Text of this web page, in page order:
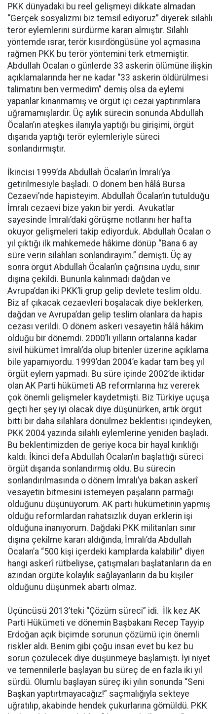
PKK dünyadaki bu reel gelişmeyi dikkate almadan
“Gerçek sosyalizmi biz temsil ediyoruz” diyerek silahlı
terör eylemlerini sürdürme kararı almıştır. Silahlı
yöntemde ısrar, terör kısırdöngüsüne yol açmasına
rağmen PKK bu terör yöntemini terk etmemiştir.
Abdullah Öcalan o günlerde 33 askerin ölümüne ilişkin
açıklamalarında her ne kadar “33 askerin öldürülmesi
talimatını ben vermedim” demiş olsa da eylemi
yapanlar kınanmamış ve örgüt içi cezai yaptırımlara
uğramamışlardır. Üç aylık sürecin sonunda Abdullah
Öcalan’ın ateşkes ilanıyla yaptığı bu girişimi, örgüt
dışarıda yaptığı terör eylemleriyle süreci
sonlandırmıştır.
İkincisi 1999’da Abdullah Öcalan’ın İmralı’ya
getirilmesiyle başladı. O dönem ben hâlâ Bursa
Cezaevi’nde hapisteyim. Abdullah Öcalan’ın tutulduğu
İmralı cezaevi bize yakın bir yerdi. Avukatlar
sayesinde İmralı’daki görüşme notlarını her hafta
okuyor gelişmeleri takip ediyorduk. Abdullah Öcalan o
yıl çıktığı ilk mahkemede hâkime dönüp “Bana 6 ay
süre verin silahları sonlandırayım.” demişti. Üç ay
sonra örgüt Abdullah Öcalan’ın çağrısına uydu, sınır
dışına çekildi. Bununla kalınmadı dağdan ve
Avrupa’dan iki PKK’li grup gelip devlete teslim oldu.
Biz af çıkacak cezaevleri boşalacak diye beklerken,
dağdan ve Avrupa’dan gelip teslim olanlara da hapis
cezası verildi. O dönem askeri vesayetin hâlâ hâkim
olduğu bir dönemdi. 2000’li yılların ortalarına kadar
sivil hükümet İmralı’da olup bitenler üzerine açıklama
bile yapamıyordu. 1999’dan 2004’e kadar tam beş yıl
örgüt eylem yapmadı. Bu süre içinde 2002’de iktidar
olan AK Parti hükümeti AB reformlarına hız vererek
çok önemli gelişmeler kaydetmişti. Biz Türkiye uçuşa
geçti her şey iyi olacak diye düşünürken, artık örgüt
bitti bir daha silahlara dönülmez beklentisi içindeyken,
PKK 2004 yazında silahlı eylemlerine yeniden başladı.
Bu beklentimizden de geriye koca bir hayal kırıklığı
kaldı. İkinci defa Abdullah Öcalan’ın başlattığı süreci
örgüt dışarıda sonlandırmış oldu. Bu sürecin
sonlandırılmasında o dönem İmralı’ya bakan askerî
vesayetin bitmesini istemeyen paşaların parmağı
olduğunu düşünüyorum. AK parti hükümetinin yapmış
olduğu reformlardan rahatsızlık duyan erklerin işi
olduğuna inanıyorum. Dağdaki PKK militanları sınır
dışına çekilme kararı aldığında, İmralı’da Abdullah
Öcalan’a “500 kişi içerdeki kamplarda kalabilir” diyen
hangi askerî rütbeliyse, çatışmaları başlatanların da en
azından örgüte kolaylık sağlayanların da bu kişiler
olduğunu düşünmek abartı olmaz.
Üçüncüsü 2013’teki “Çözüm süreci” idi. İlk kez AK
Parti Hükümeti ve dönemin Başbakanı Recep Tayyip
Erdoğan açık biçimde sorunun çözümü için önemli
riskler aldı. Benim gibi çoğu insan evet bu kez bu
sorun çözülecek diye düşünmeye başlamıştı. İyi niyet
ve temennilerle başlayan bu süreç de en fazla iki yıl
sürdü. Olumlu başlayan süreç iki yılın sonunda “Seni
Başkan yaptırtmayacağız!” saçmalığıyla sekteye
uğratılıp, akabinde hendek çukurlarına gömüldü. PKK